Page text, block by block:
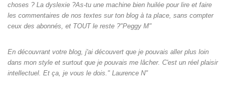
choses ? La dyslexie ?As-tu une machine bien huilée pour lire et faire
les commentaires de nos textes sur ton blog à ta place, sans compter
ceux des abonnés, et TOUT le reste ?"Peggy M"
En découvrant votre blog, j'ai découvert que je pouvais aller plus loin
dans mon style et surtout que je pouvais me lâcher. C'est un réel plaisir
intellectuel. Et ça, je vous le dois." Laurence N"